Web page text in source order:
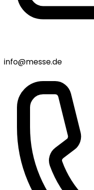
info@messe.de